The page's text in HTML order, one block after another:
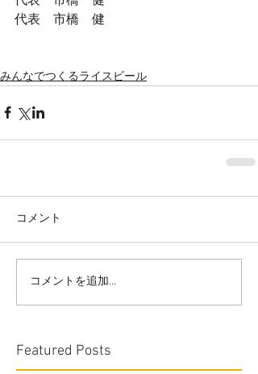
代表　市橋　健
みんなでつくるライスビール
コメント
コメントを追加…
Featured Posts